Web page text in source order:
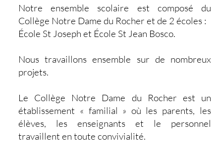
Notre ensemble scolaire est composé du
Collège Notre Dame du Rocher et de 2 écoles :
École St Joseph et École St Jean Bosco.
Nous travaillons ensemble sur de nombreux
projets.
Le Collège Notre Dame du Rocher est un
établissement « familial » où les parents, les
élèves, les enseignants et le personnel
travaillent en toute convivialité.